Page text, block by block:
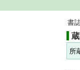
書
所